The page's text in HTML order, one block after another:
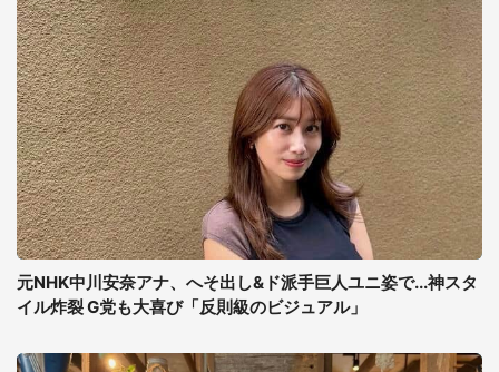
元NHK中川安奈アナ、へそ出し&ド派手巨人ユニ姿で...神スタ
イル炸裂 G党も大喜び「反則級のビジュアル」